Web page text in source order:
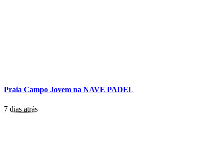
Praia Campo Jovem na NAVE PADEL
7 dias atrás